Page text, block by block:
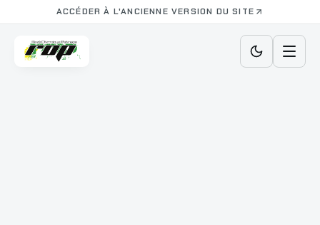
ACCÉDER À L'ANCIENNE VERSION DU SITE